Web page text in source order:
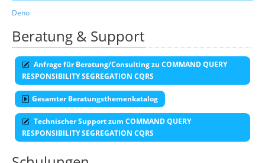
Deno
Beratung & Support
Anfrage für Beratung/Consulting zu COMMAND QUERY
RESPONSIBILITY SEGREGATION CQRS
Gesamter Beratungsthemenkatalog
Technischer Support zum COMMAND QUERY
RESPONSIBILITY SEGREGATION CQRS